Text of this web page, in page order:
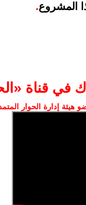
المشروع.
في قناة
هيئة إدارة الحوار